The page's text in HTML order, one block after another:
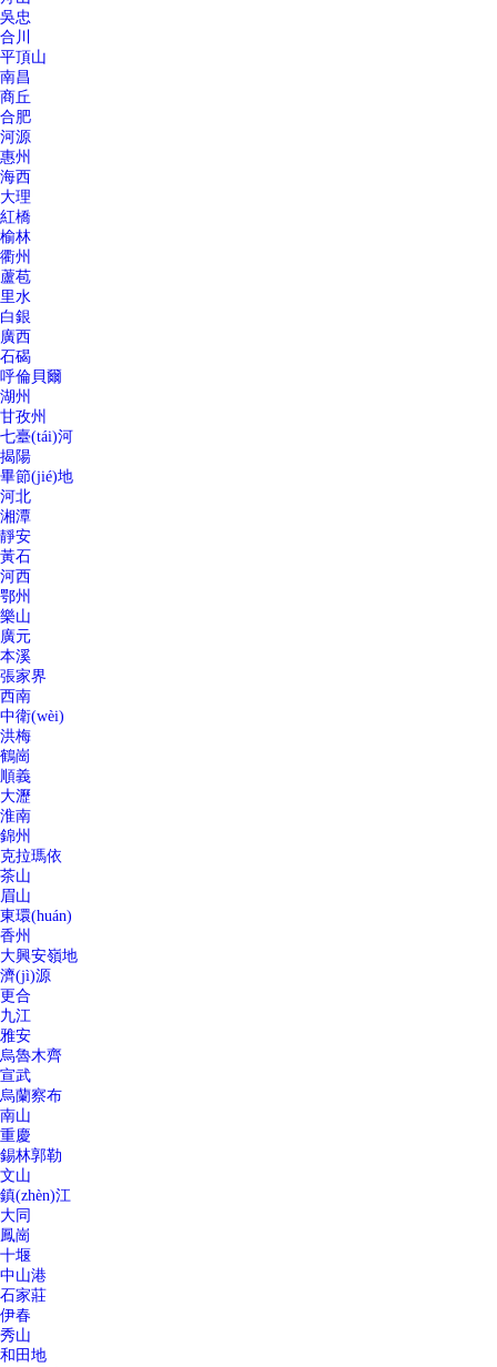
吳忠
合川
平頂山
南昌
商丘
合肥
河源
惠州
海西
大理
紅橋
榆林
衢州
蘆苞
里水
白銀
廣西
石碣
呼倫貝爾
湖州
甘孜州
七臺(tái)河
揭陽
畢節(jié)地
河北
湘潭
靜安
黃石
河西
鄂州
樂山
廣元
本溪
張家界
西南
中衛(wèi)
洪梅
鶴崗
順義
大瀝
淮南
錦州
克拉瑪依
茶山
眉山
東環(huán)
香州
大興安嶺地
濟(jì)源
更合
九江
雅安
烏魯木齊
宣武
烏蘭察布
南山
重慶
錫林郭勒
文山
鎮(zhèn)江
大同
鳳崗
十堰
中山港
石家莊
伊春
秀山
和田地